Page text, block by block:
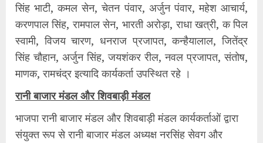
सिंह भाटी, कमल सेन, चेतन पंवार, अर्जुन पंवार, महेश आचार्य,
करणपाल सिंह, रामपाल सेन, भारती अरोड़ा, राधा खत्री, क पिल
स्वामी, विजय चारण, धनराज प्रजापत, कन्हैयालाल, जितेंद्र
सिंह चौहान, अर्जुन सिंह, जयशंकर रील, नवल प्रजापत, संतोष,
माणक, रामचंद्र इत्यादि कार्यकर्ता उपस्थित रहे ।
रानी बाजार मंडल और शिवबाड़ी मंडल
भाजपा रानी बाजार मंडल और शिवबाड़ी मंडल कार्यकर्ताओं द्वारा
संयुक्त रूप से रानी बाजार मंडल अध्यक्ष नरसिंह सेवग और